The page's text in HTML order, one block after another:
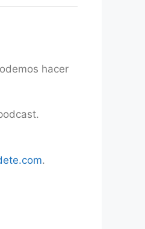
hacer
.